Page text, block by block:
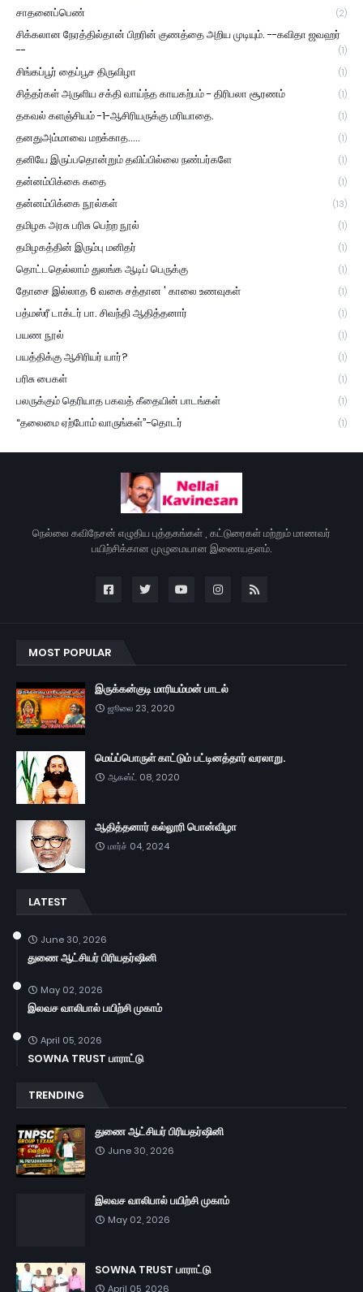
சாதனைப்பெண் (2)
சிக்கலான நேரத்தில்தான் பிறரின் குணத்தை அறிய முடியும். --கவிதா ஜவஹர்
--
(1)
சிங்கப்பூர் தைப்பூச திருவிழா (1)
சித்தர்கள் அருளிய சக்தி வாய்ந்த காயகற்பம் - திரிபலா சூரணம் (1)
தகவல் களஞ்சியம் -1-ஆசிரியருக்கு மரியாதை. (1)
தனதுஅம்மாவை மறக்காத..... (1)
தனியே இருப்பதொன்றும் தவிப்பில்லை நண்பர்களே (1)
தன்னம்பிக்கை கதை (1)
தன்னம்பிக்கை நூல்கள் (13)
தமிழக அரசு பரிசு பெற்ற நூல் (1)
தமிழகத்தின் இரும்பு மனிதர் (1)
தொட்டதெல்லாம் துலங்க ஆடிப் பெருக்கு (1)
தோசை இல்லாத 6 வகை சத்தான ' காலை உணவுகள் (1)
பத்மஸ்ரீ டாக்டர் பா. சிவந்தி ஆதித்தனார் (1)
பயண நூல் (1)
பயத்திக்கு ஆசிரியர் யார்? (1)
பரிசு பைகள் (1)
பலருக்கும் தெரியாத பகவத் கீதையின் பாடங்கள் (1)
“தலைமை ஏற்போம் வாருங்கள்”-தொடர் (1)
நெல்லை கவிநேசன் எழுதிய புத்தகங்கள் , கட்டுரைகள் மற்றும் மாணவர்
பயிற்சிக்கான முழுமையான இணையதளம்.
MOST POPULAR
இருக்கன்குடி மாரியம்மன் பாடல்
ஜூலை 23, 2020
மெய்ப்பொருள் காட்டும் பட்டினத்தார் வரலாறு.
ஆகஸ்ட் 08, 2020
ஆதித்தனார் கல்லூரி பொன்விழா
மார்ச் 04, 2024
LATEST
June 30, 2026
துணை ஆட்சியர் பிரியதர்ஷினி
May 02, 2026
இலவச வாலிபால் பயிற்சி முகாம்
April 05, 2026
SOWNA TRUST பாராட்டு
TRENDING
துணை ஆட்சியர் பிரியதர்ஷினி
June 30, 2026
இலவச வாலிபால் பயிற்சி முகாம்
May 02, 2026
SOWNA TRUST பாராட்டு
April 05, 2026